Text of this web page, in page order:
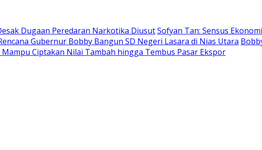
Dugaan Peredaran Narkotika DiusutSofyan Tan: Sensus
Gubernur Bobby Bangun SD Negeri Lasara di Nias Utara
Ciptakan Nilai Tambah hingga Tembus Pasar Ekspor